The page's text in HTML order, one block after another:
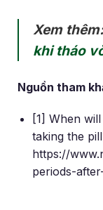
Xem
khi tháo
Nguồn tham
[1] When
taking the
https://
periods-